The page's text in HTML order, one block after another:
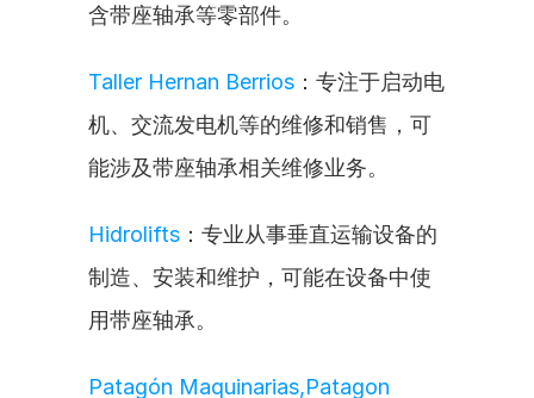
含带座轴承等零部件。
Taller Hernan Berrios ：专注于启动电
机、交流发电机等的维修和销售，可
能涉及带座轴承相关维修业务。
Hidrolifts ：专业从事垂直运输设备的
制造、安装和维护，可能在设备中使
用带座轴承。
Patagón Maquinarias,Patagon